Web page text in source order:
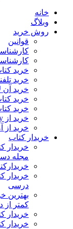
خانه
وبلاگ
روش خرید
قوانین
خرید
خرید
خرید آن
خرید
خرید
خرید از ebay
خرید از
خریدار کتاب
خریدار
مجله
خریدار
درسی
بهترین
کمتر از
خریدار